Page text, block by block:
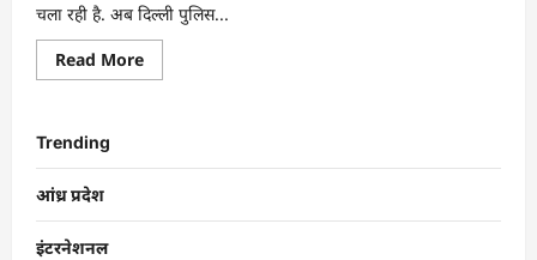
चला रही है. अब दिल्ली पुलिस...
Read More
Trending
आंध्र प्रदेश
इंटरनेशनल